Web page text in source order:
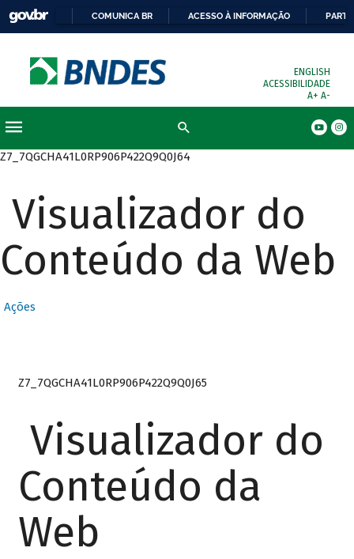
COMUNICA BR ACESSO À INFORMAÇÃO
ENGLISH
ACESSIBILIDADE
A+ A-
Z7_7QGCHA41L0RP906P422Q9Q0J64
Visualizador do
Conteúdo da Web
Ações
Z7_7QGCHA41L0RP906P422Q9Q0J65
Visualizador do
Conteúdo da
Web